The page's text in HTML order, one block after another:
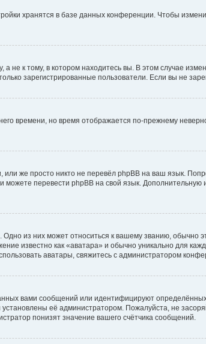
хранятся в базе данных конференции. Чтобы
не к тому, в котором находитесь вы. В этом случае
зарегистрированные пользователи. Если вы не
времени, но время отображается по-прежнему
же просто никто не перевёл phpBB на ваш язык.
можете перевести phpBB на свой язык.
из них может относиться к вашему званию, обычно
известно как «аватара» и обычно уникально для
аватары, свяжитесь с администратором
вами сообщений или идентифицируют
её администратором. Пожалуйста, не
понизят значение вашего счётчика сообщений.